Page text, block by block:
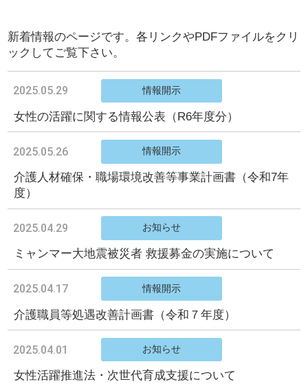
新着情報のページです。各リンクやPDFファイルをクリ
ックしてご覧下さい。
2025.05.29 情報開示
女性の活躍に関する情報公表（R6年度分）
2025.05.26 情報開示
介護人材確保・職場環境改善等事業計画書（令和7年
度）
2025.04.29 お知らせ
ミャンマー大地震被災者 救援募金の実施について
2025.04.17 情報開示
介護職員等処遇改善計画書（令和７年度）
2025.04.01 お知らせ
女性活躍推進法・次世代育成支援について